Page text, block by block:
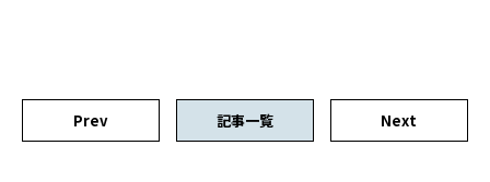
Prev 記事一覧 Next